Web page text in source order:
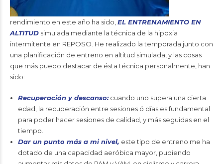
rendimiento en este año ha sido,EL ENTRENAMIENTO EN
ALTITUD simulada mediante la técnica de la hipoxia
intermitente en REPOSO. He realizado la temporada junto con
una planificación de entreno en altitud simulada, y las cosas
que más puedo destacar de ésta técnica personalmente, han
sido:
Recuperación y descanso:cuando uno supera una cierta
edad, la recuperación entre sesiones ó días es fundamental
para poder hacer sesiones de calidad, y más seguidas en el
tiempo.
Dar un punto más a mi nivel, este tipo de entreno me ha
dotado de una capacidad aeróbica mayor, pudiendo